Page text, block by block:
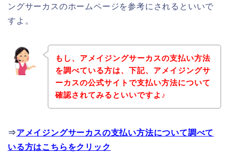
ングサーカスのホームページを参考にされるといいで
すよ。
もし、アメイジングサーカスの支払い方法
を調べている方は、下記、アメイジングサ
ーカスの公式サイトで支払い方法について
確認されてみるといいですよ♪
⇒アメイジングサーカスの支払い方法について調べて
いる方はこちらをクリック